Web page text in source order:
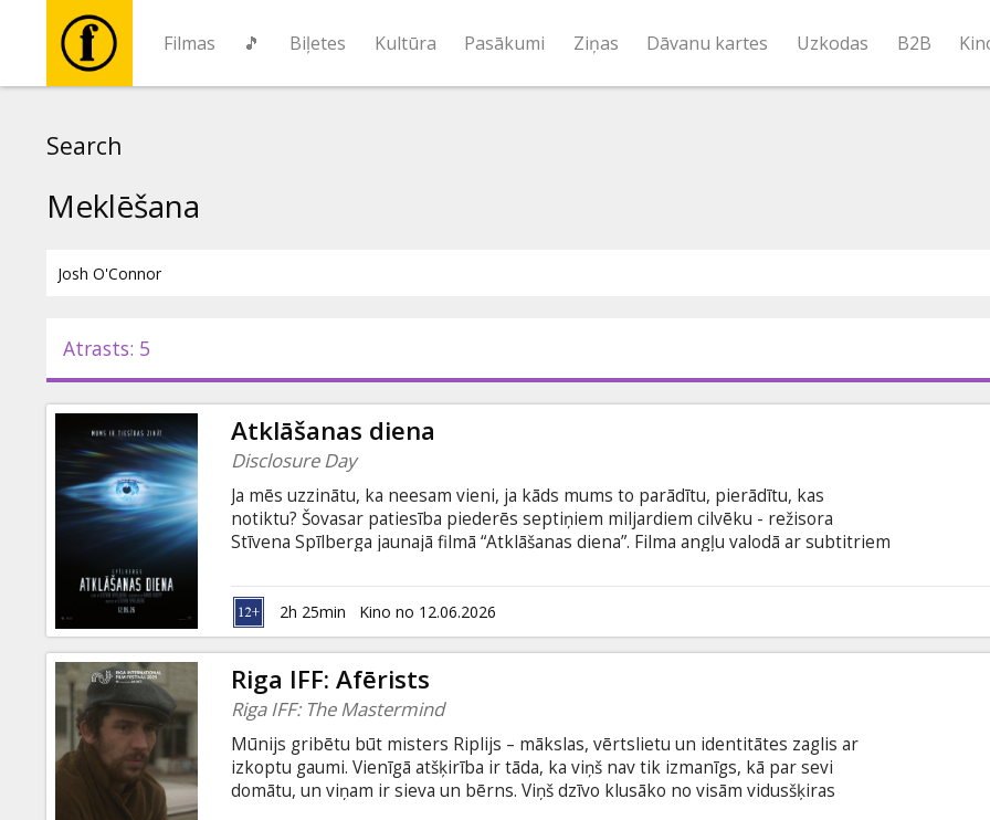
Filmas 🎵 Biļetes Kultūra Pasākumi Ziņas Dāvanu kartes Uzkodas B2B
Pasākumi
Ziņas
Dāvanu
kartes
Uzkodas
B2B
Kino
Klubs
Search
Meklēšana
Atrasts: 5
Atklāšanas diena
Disclosure Day
Ja mēs uzzinātu, ka neesam vieni, ja kāds mums to parādītu, pierādītu, kas
notiktu? Šovasar patiesība piederēs septiņiem miljardiem cilvēku - režisora
Stīvena Spīlberga jaunajā filmā “Atklāšanas diena”. Filma angļu valodā ar subtitriem
2h 25min Kino no 12.06.2026
Riga IFF: Afērists
Riga IFF: The Mastermind
Mūnijs gribētu būt misters Riplijs – mākslas, vērtslietu un identitātes zaglis ar
izkoptu gaumi. Vienīgā atšķirība ir tāda, ka viņš nav tik izmanīgs, kā par sevi
domātu, un viņam ir sieva un bērns. Viņš dzīvo klusāko no visām vidusšķiras